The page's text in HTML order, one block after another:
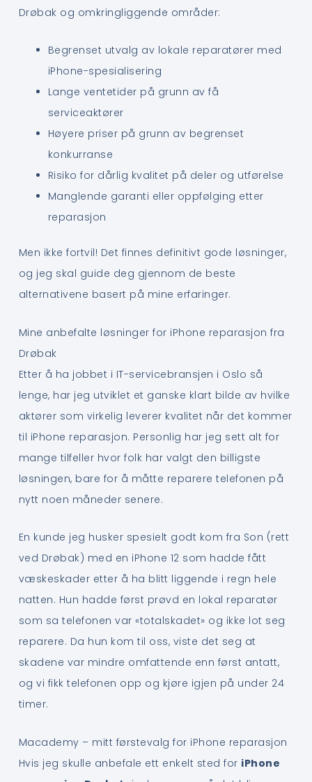
Drøbak og omkringliggende områder:
Begrenset utvalg av lokale reparatører med
iPhone-spesialisering
Lange ventetider på grunn av få
serviceaktører
Høyere priser på grunn av begrenset
konkurranse
Risiko for dårlig kvalitet på deler og utførelse
Manglende garanti eller oppfølging etter
reparasjon
Men ikke fortvil! Det finnes definitivt gode løsninger,
og jeg skal guide deg gjennom de beste
alternativene basert på mine erfaringer.
Mine anbefalte løsninger for iPhone reparasjon fra
Drøbak
Etter å ha jobbet i IT-servicebransjen i Oslo så
lenge, har jeg utviklet et ganske klart bilde av hvilke
aktører som virkelig leverer kvalitet når det kommer
til iPhone reparasjon. Personlig har jeg sett alt for
mange tilfeller hvor folk har valgt den billigste
løsningen, bare for å måtte reparere telefonen på
nytt noen måneder senere.
En kunde jeg husker spesielt godt kom fra Son (rett
ved Drøbak) med en iPhone 12 som hadde fått
væskeskader etter å ha blitt liggende i regn hele
natten. Hun hadde først prøvd en lokal reparatør
som sa telefonen var «totalskadet» og ikke lot seg
reparere. Da hun kom til oss, viste det seg at
skadene var mindre omfattende enn først antatt,
og vi fikk telefonen opp og kjøre igjen på under 24
timer.
Macademy – mitt førstevalg for iPhone reparasjon
Hvis jeg skulle anbefale ett enkelt sted for iPhone